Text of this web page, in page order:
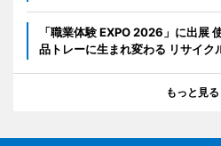
「職業体験 EXPO 2026」に出展
品トレーに生まれ変わる リサイク
もっと見る